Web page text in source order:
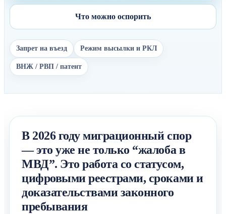
Что можно оспорить
Запрет на въезд Режим высылки и РКЛ
ВНЖ / РВП / патент
В 2026 году миграционный спор
— это уже не только “жалоба в
МВД”. Это работа со статусом,
цифровыми реестрами, сроками и
доказательствами законного
пребывания